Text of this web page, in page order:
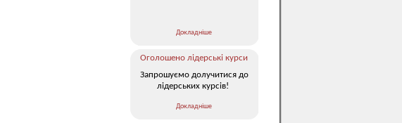
Докладніше
Оголошено лідерські курси
Запрошуємо долучитися до
лідерських курсів!
Докладніше